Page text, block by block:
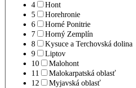
4
Hont
5
Horehronie
6
Horné Ponitrie
7
Horný Zemplín
8
Kysuce a Terchovská dolina
9
Liptov
10
Malohont
11
Malokarpatská oblasť
12
Myjavská oblasť